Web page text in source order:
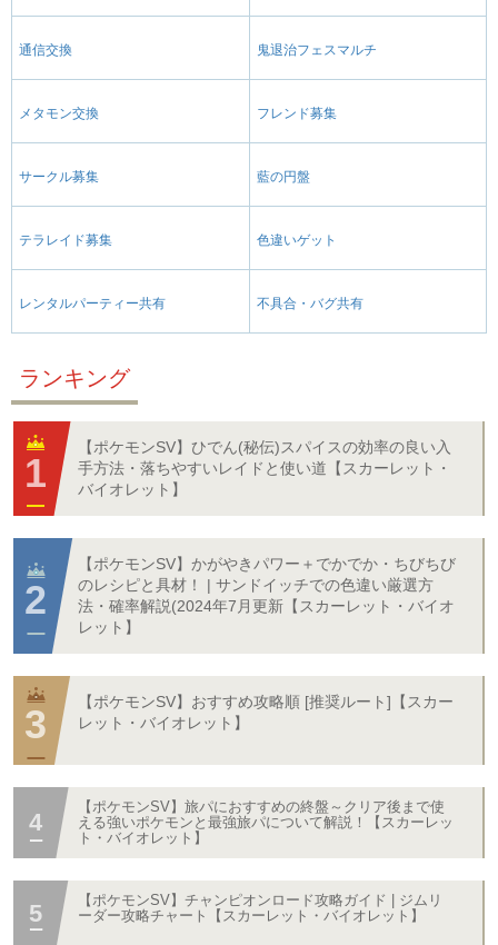
通信交換 鬼退治フェスマルチ
メタモン交換 フレンド募集
サークル募集 藍の円盤
テラレイド募集 色違いゲット
レンタルパーティー共有 不具合・バグ共有
ランキング
【ポケモンSV】ひでん(秘伝)スパイスの効率の良い入
手方法・落ちやすいレイドと使い道【スカーレット・
バイオレット】
【ポケモンSV】かがやきパワー＋でかでか・ちびちび
のレシピと具材！ | サンドイッチでの色違い厳選方
法・確率解説(2024年7月更新【スカーレット・バイオ
レット】
【ポケモンSV】おすすめ攻略順 [推奨ルート]【スカー
レット・バイオレット】
【ポケモンSV】旅パにおすすめの終盤～クリア後まで使
える強いポケモンと最強旅パについて解説！【スカーレッ
ト・バイオレット】
【ポケモンSV】チャンピオンロード攻略ガイド | ジムリ
ーダー攻略チャート【スカーレット・バイオレット】